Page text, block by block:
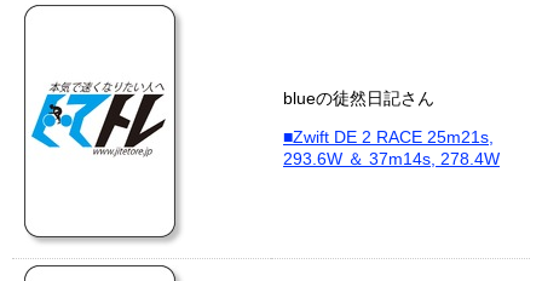
blueの徒然日記さん
■Zwift DE 2 RACE 25m21s,
293.6W ＆ 37m14s, 278.4W